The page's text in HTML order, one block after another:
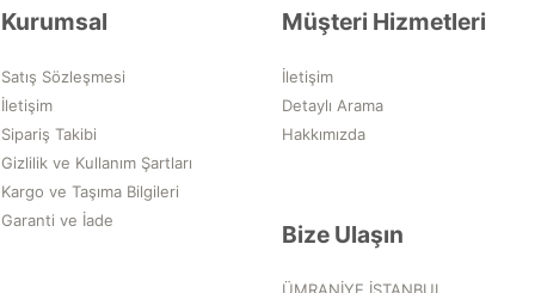
Kurumsal
Satış Sözleşmesi
İletişim
Sipariş Takibi
Gizlilik ve Kullanım Şartları
Kargo ve Taşıma Bilgileri
Garanti ve İade
Müşteri Hizmetleri
İletişim
Detaylı Arama
Hakkımızda
Bize Ulaşın